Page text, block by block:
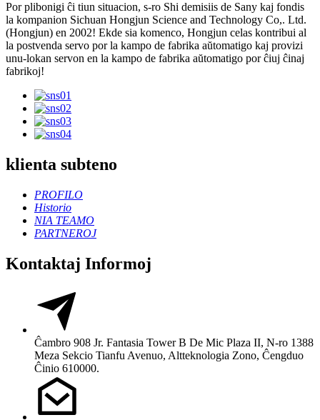
Por plibonigi ĉi tiun situacion, s-ro Shi demisiis de Sany kaj fondis
la kompanion Sichuan Hongjun Science and Technology Co,. Ltd.
(Hongjun) en 2002! Ekde sia komenco, Hongjun celas kontribui al
la postvenda servo por la kampo de fabrika aŭtomatigo kaj provizi
unu-lokan servon en la kampo de fabrika aŭtomatigo por ĉiuj ĉinaj
fabrikoj!
klienta subteno
PROFILO
Historio
NIA TEAMO
PARTNEROJ
Kontaktaj Informoj
Ĉambro 908 Jr. Fantasia Tower B De Mic Plaza II, N-ro 1388
Meza Sekcio Tianfu Avenuo, Altteknologia Zono, Ĉengduo
Ĉinio 610000.